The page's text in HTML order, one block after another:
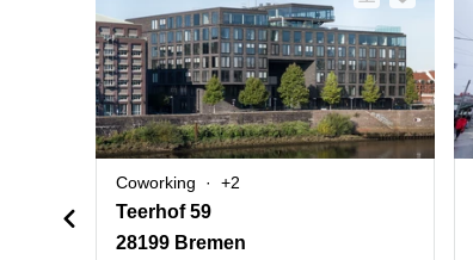
Coworking +2
Teerhof 59
28199 Bremen